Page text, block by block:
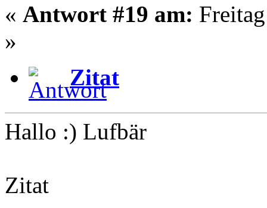
« Antwort #19 am:
»
Zitat
Hallo :) Lufbär
Zitat